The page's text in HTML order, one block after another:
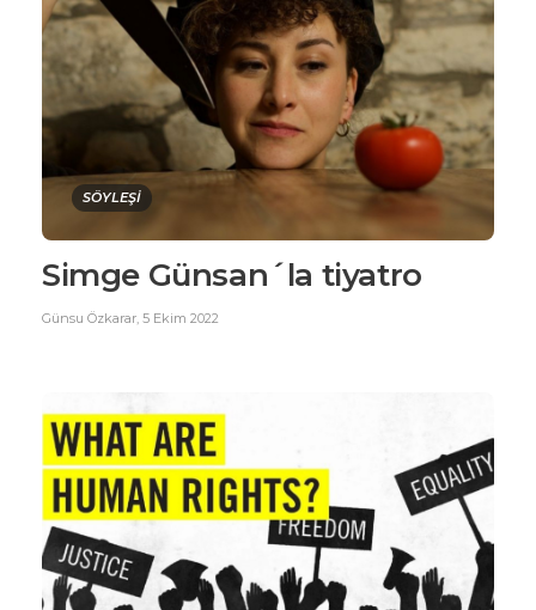
SÖYLEŞİ
Simge Günsan´la tiyatro
Günsu Özkarar, 5 Ekim 2022